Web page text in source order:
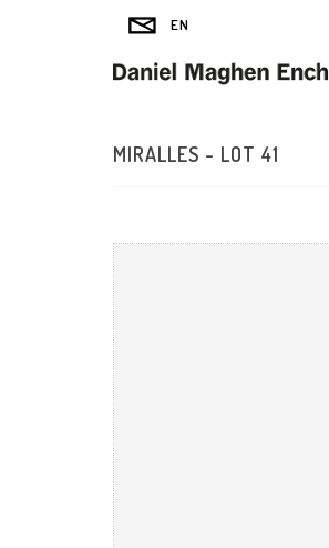
MIRALLES - LOT 41